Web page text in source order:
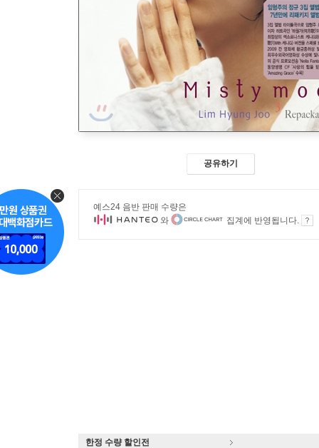
공유하기
예스24 음반 판매 수량은
와
집계에 반영됩니다.
한정 수량 할인전